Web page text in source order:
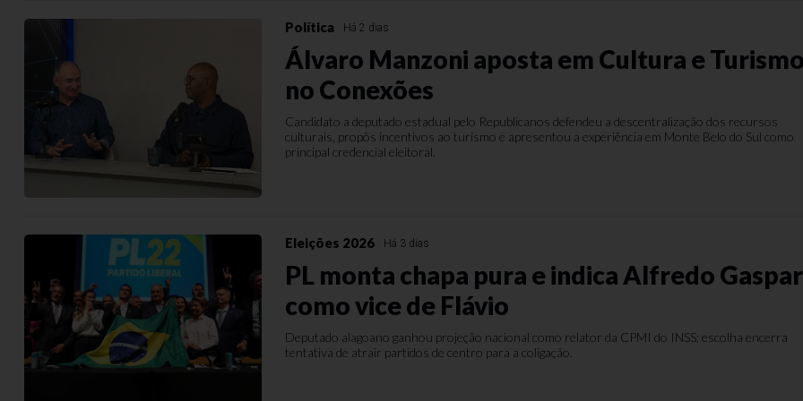
Política Há 2 dias
Álvaro Manzoni aposta em Cultura e
no Conexões
Candidato a deputado estadual pelo Republicanos defendeu a descentralização dos recursos
culturais, propôs incentivos ao turismo e apresentou a experiência em Monte Belo do Sul como
principal credencial eleitoral.
Eleições 2026 Há 3 dias
PL monta chapa pura e indica Alfredo Gaspar
como vice de Flávio
Deputado alagoano ganhou projeção nacional como relator da CPMI do INSS; escolha encerra
tentativa de atrair partidos de centro para a coligação.